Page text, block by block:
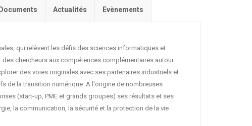
Documents Actualités Evènements
qui relèvent les défis des sciences informatiques et
chercheurs aux compétences complémentaires autour
des voies originales avec ses partenaires industriels et
de la transition numérique. A l'origine de nombreuses
(start-up, PME et grands groupes) ses résultats et ses
la communication, la sécurité et la protection de la vie